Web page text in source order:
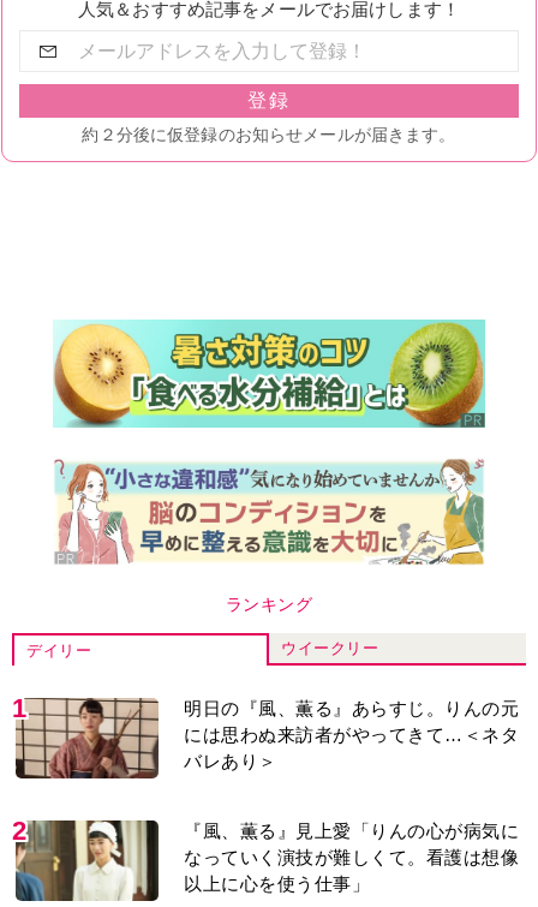
ランキング
デイリー ウイークリー
1
明日の『風、薫る』あらすじ。りんの元
には思わぬ来訪者がやってきて…＜ネタ
バレあり＞
2
『風、薫る』見上愛「りんの心が病気に
なっていく演技が難しくて。看護は想像
以上に心を使う仕事」